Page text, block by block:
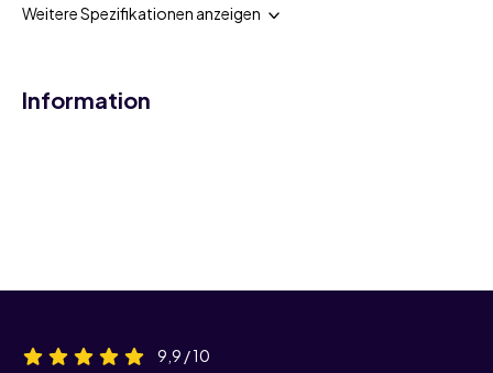
Weitere Spezifikationen anzeigen
Information
9,9 / 10